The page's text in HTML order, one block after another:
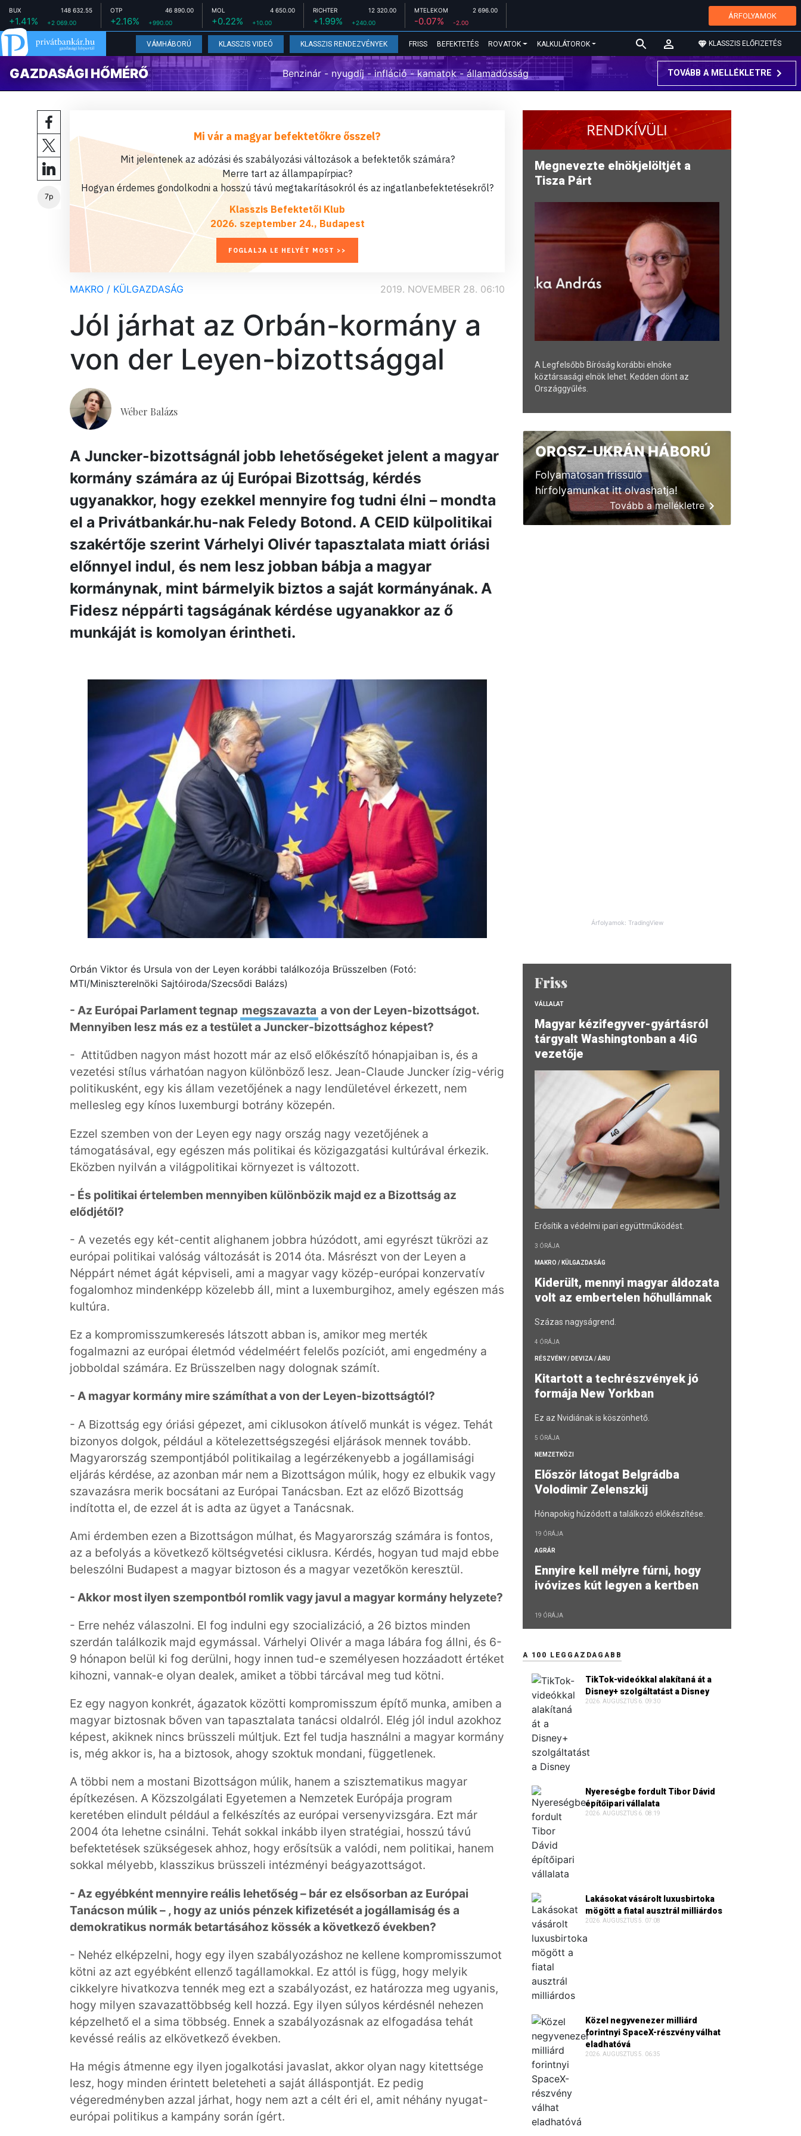
BUX 148 632.55
+1.41% +2 069.00
OTP 46 890.00
+2.16% +990.00
MOL 4 650.00
+0.22% +10.00
RICHTER 12 320.00
+1.99% +240.00
MTELEKOM 2 696.00
-0.07% -2.00
ÁRFOLYAMOK
VÁMHÁBORÚ KLASSZIS VIDEÓ KLASSZIS RENDEZVÉNYEK FRISS BEFEKTETÉS ROVATOK KALKULÁTOROK KLASSZIS ELŐFIZETÉS
GAZDASÁGI HŐMÉRŐ Benzinár - nyugdíj - infláció - kamatok - államadósság TOVÁBB A MELLÉKLETRE
7p
Mi vár a magyar befektetőkre ősszel?
Mit jelentenek az adózási és szabályozási változások a befektetők számára?
Merre tart az állampapírpiac?
Hogyan érdemes gondolkodni a hosszú távú megtakarításokról és az ingatlanbefektetésekről?
Klasszis Befektetői Klub
2026. szeptember 24., Budapest
FOGLALJA LE HELYÉT MOST >>
MAKRO / KÜLGAZDASÁG 2019. NOVEMBER 28. 06:10
Jól járhat az Orbán-kormány a
von der Leyen-bizottsággal
Wéber Balázs
A Juncker-bizottságnál jobb lehetőségeket jelent a magyar
kormány számára az új Európai Bizottság, kérdés
ugyanakkor, hogy ezekkel mennyire fog tudni élni – mondta
el a Privátbankár.hu-nak Feledy Botond. A CEID külpolitikai
szakértője szerint Várhelyi Olivér tapasztalata miatt óriási
előnnyel indul, és nem lesz jobban bábja a magyar
kormánynak, mint bármelyik biztos a saját kormányának. A
Fidesz néppárti tagságának kérdése ugyanakkor az ő
munkáját is komolyan érintheti.
Orbán Viktor és Ursula von der Leyen korábbi találkozója Brüsszelben (Fotó:
MTI/Miniszterelnöki Sajtóiroda/Szecsődi Balázs)
- Az Európai Parlament tegnap megszavazta a von der Leyen-bizottságot.
Mennyiben lesz más ez a testület a Juncker-bizottsághoz képest?
- Attitűdben nagyon mást hozott már az első előkészítő hónapjaiban is, és a
vezetési stílus várhatóan nagyon különböző lesz. Jean-Claude Juncker ízig-vérig
politikusként, egy kis állam vezetőjének a nagy lendületével érkezett, nem
mellesleg egy kínos luxemburgi botrány közepén.
Ezzel szemben von der Leyen egy nagy ország nagy vezetőjének a
támogatásával, egy egészen más politikai és közigazgatási kultúrával érkezik.
Eközben nyilván a világpolitikai környezet is változott.
- És politikai értelemben mennyiben különbözik majd ez a Bizottság az
elődjétől?
- A vezetés egy két-centit alighanem jobbra húzódott, ami egyrészt tükrözi az
európai politikai valóság változását is 2014 óta. Másrészt von der Leyen a
Néppárt német ágát képviseli, ami a magyar vagy közép-európai konzervatív
fogalomhoz mindenképp közelebb áll, mint a luxemburgihoz, amely egészen más
kultúra.
Ez a kompromisszumkeresés látszott abban is, amikor meg merték
fogalmazni az európai életmód védelméért felelős pozíciót, ami engedmény a
jobboldal számára. Ez Brüsszelben nagy dolognak számít.
- A magyar kormány mire számíthat a von der Leyen-bizottságtól?
- A Bizottság egy óriási gépezet, ami ciklusokon átívelő munkát is végez. Tehát
bizonyos dolgok, például a kötelezettségszegési eljárások mennek tovább.
Magyarország szempontjából politikailag a legérzékenyebb a jogállamisági
eljárás kérdése, az azonban már nem a Bizottságon múlik, hogy ez elbukik vagy
szavazásra merik bocsátani az Európai Tanácsban. Ezt az előző Bizottság
indította el, de ezzel át is adta az ügyet a Tanácsnak.
Ami érdemben ezen a Bizottságon múlhat, és Magyarország számára is fontos,
az a befolyás a következő költségvetési ciklusra. Kérdés, hogyan tud majd ebbe
beleszólni Budapest a magyar biztoson és a magyar vezetőkön keresztül.
- Akkor most ilyen szempontból romlik vagy javul a magyar kormány helyzete?
- Erre nehéz válaszolni. El fog indulni egy szocializáció, a 26 biztos minden
szerdán találkozik majd egymással. Várhelyi Olivér a maga lábára fog állni, és 6-
9 hónapon belül ki fog derülni, hogy innen tud-e személyesen hozzáadott értéket
kihozni, vannak-e olyan dealek, amiket a többi tárcával meg tud kötni.
Ez egy nagyon konkrét, ágazatok közötti kompromisszum építő munka, amiben a
magyar biztosnak bőven van tapasztalata tanácsi oldalról. Elég jól indul azokhoz
képest, akiknek nincs brüsszeli múltjuk. Ezt fel tudja használni a magyar kormány
is, még akkor is, ha a biztosok, ahogy szoktuk mondani, függetlenek.
A többi nem a mostani Bizottságon múlik, hanem a szisztematikus magyar
építkezésen. A Közszolgálati Egyetemen a Nemzetek Európája program
keretében elindult például a felkészítés az európai versenyvizsgára. Ezt már
2004 óta lehetne csinálni. Tehát sokkal inkább ilyen stratégiai, hosszú távú
befektetések szükségesek ahhoz, hogy erősítsük a valódi, nem politikai, hanem
sokkal mélyebb, klasszikus brüsszeli intézményi beágyazottságot.
- Az egyébként mennyire reális lehetőség – bár ez elsősorban az Európai
Tanácson múlik – , hogy az uniós pénzek kifizetését a jogállamiság és a
demokratikus normák betartásához kössék a következő években?
- Nehéz elképzelni, hogy egy ilyen szabályozáshoz ne kellene kompromisszumot
kötni az azt egyébként ellenző tagállamokkal. Ez attól is függ, hogy melyik
cikkelyre hivatkozva tennék meg ezt a szabályozást, ez határozza meg ugyanis,
hogy milyen szavazattöbbség kell hozzá. Egy ilyen súlyos kérdésnél nehezen
képzelhető el a sima többség. Ennek a szabályozásnak az elfogadása tehát
kevéssé reális az elkövetkező években.
Ha mégis átmenne egy ilyen jogalkotási javaslat, akkor olyan nagy kitettsége
lesz, hogy minden érintett beleteheti a saját álláspontját. Ez pedig
végeredményben azzal járhat, hogy nem azt a célt éri el, amit néhány nyugat-
európai politikus a kampány során ígért.
RENDKÍVÜLI
Megnevezte elnökjelöltjét a
Tisza Párt
A Legfelsőbb Bíróság korábbi elnöke
köztársasági elnök lehet. Kedden dönt az
Országgyűlés.
OROSZ-UKRÁN HÁBORÚ
Folyamatosan frissülő
hírfolyamunkat itt olvashatja!
Tovább a mellékletre
Árfolyamok: TradingView
Friss
VÁLLALAT
Magyar kézifegyver-gyártásról
tárgyalt Washingtonban a 4iG
vezetője
Erősítik a védelmi ipari együttműködést.
3 ÓRÁJA
MAKRO / KÜLGAZDASÁG
Kiderült, mennyi magyar áldozata
volt az embertelen hőhullámnak
Százas nagyságrend.
4 ÓRÁJA
RÉSZVÉNY / DEVIZA / ÁRU
Kitartott a techrészvények jó
formája New Yorkban
Ez az Nvidiának is köszönhető.
5 ÓRÁJA
NEMZETKÖZI
Először látogat Belgrádba
Volodimir Zelenszkij
Hónapokig húzódott a találkozó előkészítése.
19 ÓRÁJA
AGRÁR
Ennyire kell mélyre fúrni, hogy
ivóvizes kút legyen a kertben
19 ÓRÁJA
A 100 LEGGAZDAGABB
TikTok-videókkal alakítaná át a
Disney+ szolgáltatást a Disney
2026. AUGUSZTUS 6. 09:30
Nyereségbe fordult Tibor Dávid
építőipari vállalata
2026. AUGUSZTUS 6. 08:19
Lakásokat vásárolt luxusbirtoka
mögött a fiatal ausztrál milliárdos
2026. AUGUSZTUS 5. 07:08
Közel negyvenezer milliárd
forintnyi SpaceX-részvény válhat
eladhatóvá
2026. AUGUSZTUS 5. 06:35